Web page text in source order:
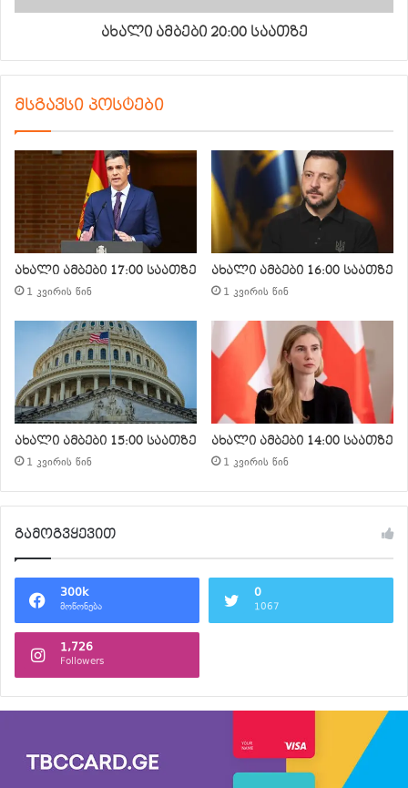
ახალი ამბები 20:00 საათზე
მსგავსი პოსტები
ახალი ამბები 17:00 საათზე
1 კვირის წინ
ახალი ამბები 16:00 საათზე
1 კვირის წინ
ახალი ამბები 15:00 საათზე
1 კვირის წინ
ახალი ამბები 14:00 საათზე
1 კვირის წინ
გამოგვყევით
300k
მოწონება
0
1067
1,726
Followers